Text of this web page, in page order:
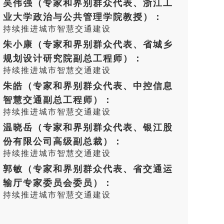
吴伟强（专家和界别群众代表、浙江工
业大学政治与公共管理学院教授）：
持续推进城市智慧交通建设
朱小康（专家和界别群众代表、省城乡
规划设计研究院副总工程师）：
持续推进城市智慧交通建设
朱皓（专家和界别群众代表、中控信息
智慧交通副总工程师）：
持续推进城市智慧交通建设
温晓岳（专家和界别群众代表、银江股
份有限公司高级副总裁）：
持续推进城市智慧交通建设
郭敏（专家和界别群众代表、省交通运
输厅专家委员会委员）：
持续推进城市智慧交通建设